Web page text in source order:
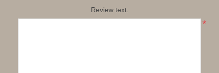
Review text:
*